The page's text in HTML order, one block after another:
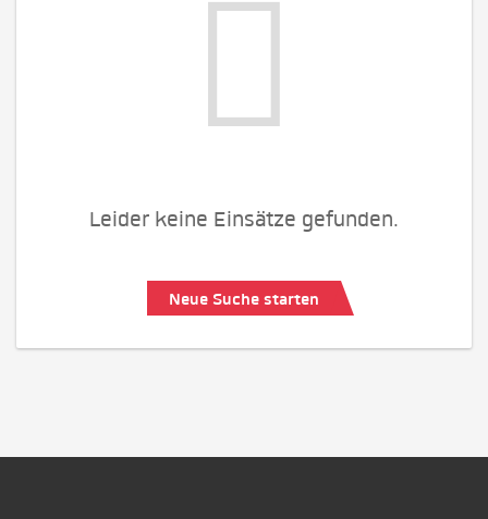
Leider keine Einsätze gefunden.
Neue Suche starten